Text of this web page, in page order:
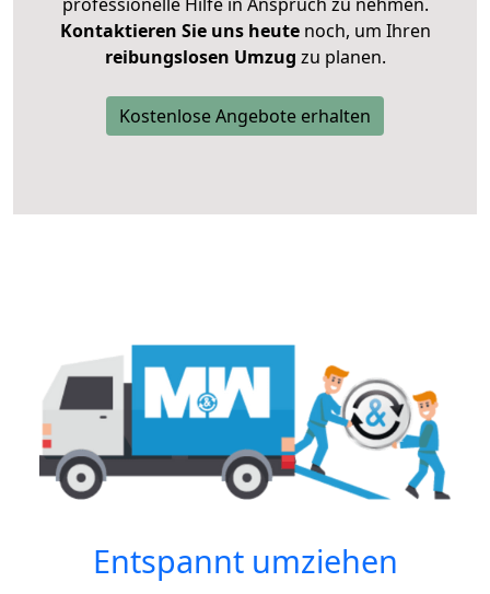
Kontaktieren Sie uns heutenoch, um Ihren
reibungslosen Umzug zu planen.
Kostenlose Angebote erhalten
Entspannt umziehen